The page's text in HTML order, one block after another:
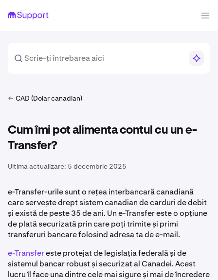
CAD (Dolar canadian)
Cum îmi pot alimenta contul cu un e-
Transfer?
Ultima actualizare: 5 decembrie 2025
e-Transfer-urile sunt o rețea interbancară canadiană
care servește drept sistem canadian de carduri de debit
și există de peste 35 de ani. Un e-Transfer este o opțiune
de plată securizată prin care poți trimite și primi
transferuri bancare folosind adresa ta de e-mail.
e-Transfereste protejat de legislația federală și de
sistemul bancar robust și securizat al Canadei. Acest
lucru îl face una dintre cele mai sigure și mai de încredere